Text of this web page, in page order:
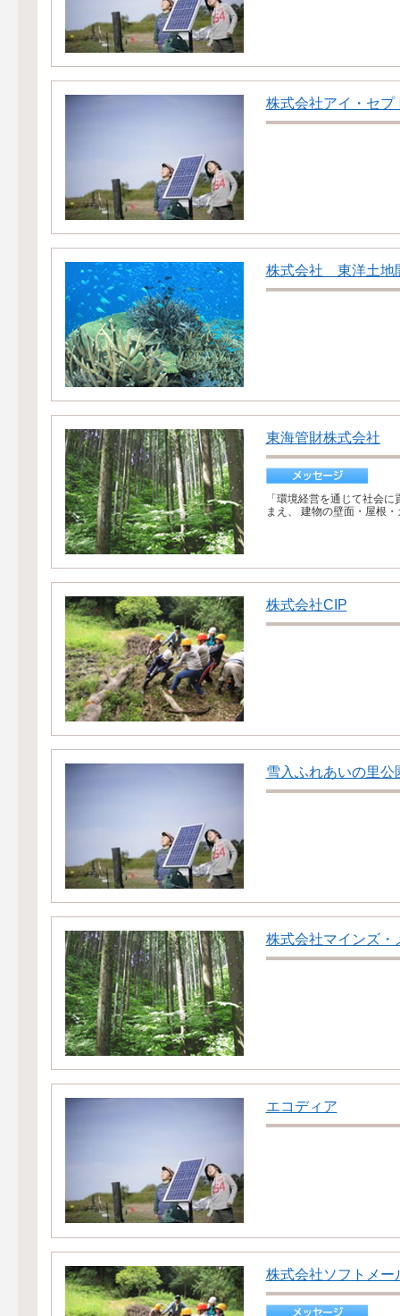
株式会社アイ・セプ
株式会社 東洋土地
東海管財株式会社
「環境経営を通じて社会
まえ、 建物の壁面・屋根
株式会社CIP
雪入ふれあいの里公
株式会社マインズ・
エコディア
株式会社ソフトメー